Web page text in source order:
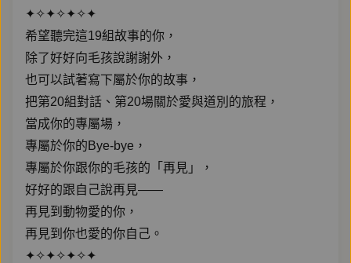
✦✧✦✧✦✧✦
希望聽完這19組故事的你，
除了好好向毛孩說謝謝外，
也可以試著寫下屬於你的故事，
把第20組對話、第20場關於愛與道別的旅程，
當成你的專屬場，
專屬於你的Bye-bye，
專屬於你跟你的毛孩的「再見」，
好好的跟自己說再見——
再見到動物愛的你，
再見到你也愛的你自己。
✦✧✦✧✦✧✦